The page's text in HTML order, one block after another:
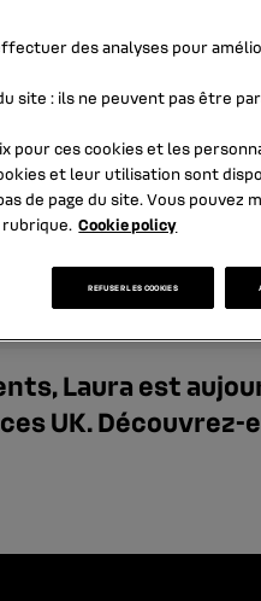
Laura est
UK.
des analyses pour
site : ils ne peuvent pas être
pour ces cookies et les
et leur utilisation sont
de page du site. Vous pouvez
Cookie policy
REFUSER LES COOKIES